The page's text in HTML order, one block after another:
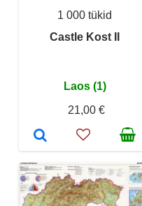
1 000 tükid
Castle Kost II
Laos (1)
21,00 €